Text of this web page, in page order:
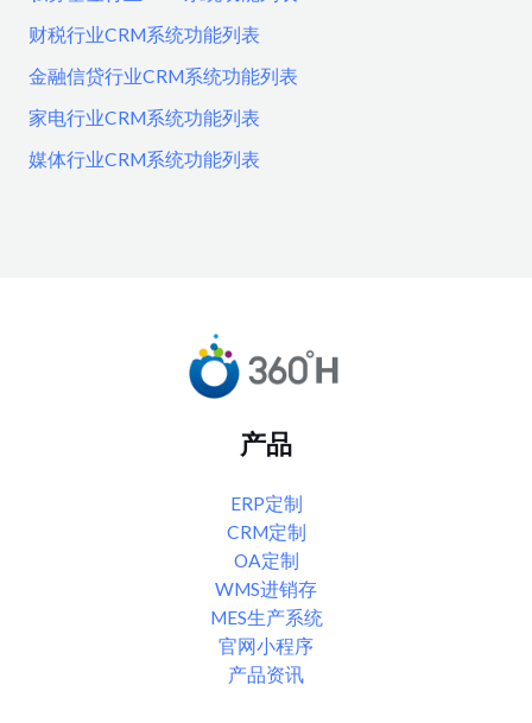
财税行业CRM系统功能列表
金融信贷行业CRM系统功能列表
家电行业CRM系统功能列表
媒体行业CRM系统功能列表
产品
ERP定制
CRM定制
OA定制
WMS进销存
MES生产系统
官网小程序
产品资讯